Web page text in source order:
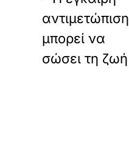
αντιμετώπιση
μπορεί να
σώσει τη ζωή